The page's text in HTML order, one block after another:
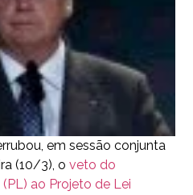
em sessão conjunta
(10/3), o veto do
ao Projeto de Lei